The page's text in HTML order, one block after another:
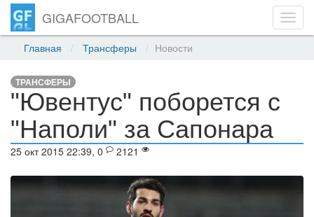
GIGAFOOTBALL
Главная Трансферы Новости
ТРАНСФЕРЫ
"Ювентус" поборется с
"Наполи" за Сапонара
25 окт 2015 22:39, 0 2121